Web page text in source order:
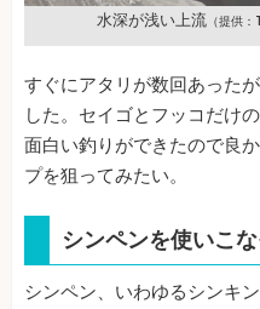
水深が浅い上流（提供：
すぐにアタリが数回あった
した。セイゴとフッコだけ
面白い釣りができたので良
プを狙ってみたい。
シンペンを使いこな
シンペン、いわゆるシンキ